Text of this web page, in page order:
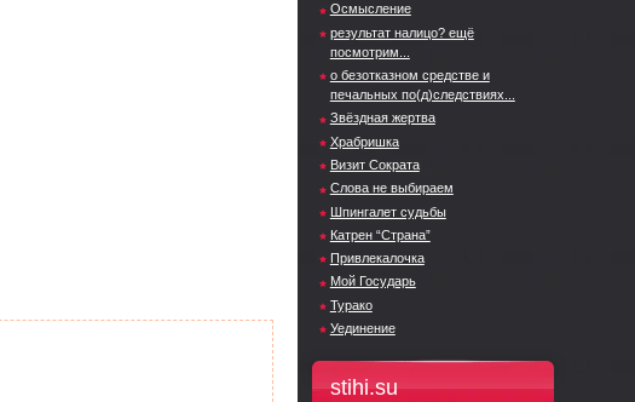
Осмысление
результат налицо? ещё
посмотрим...
о безотказном средстве и
печальных по(д)следствиях...
Звёздная жертва
Храбришка
Визит Сократа
Слова не выбираем
Шпингалет судьбы
Катрен “Страна”
Привлекалочка
Мой Государь
Турако
Уединение
stihi.su